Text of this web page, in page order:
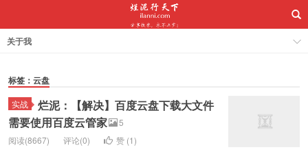
关于我
标签：云盘
实战
烂泥：【解决】百度云盘下载大文件
需要使用百度云管家
5
阅读(8667)
评论(0) 赞 (1)